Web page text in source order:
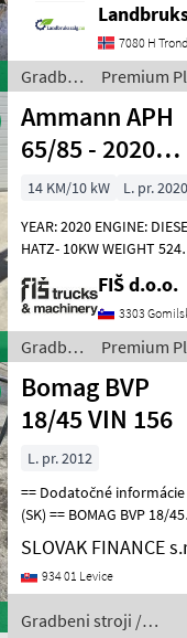
number upon request:
en.landbrukssalg.no/
for more images
7080 H
Gradbeni
stroji /
Sonstige
Premium
Ammann APH
65/85 - 2020
YEAR
14 KM/10 kW L. pr. 2020
YEAR: 2020 ENGINE:
HATZ- 10KW WEIGHT
ELECTRO AND HAND
DIMENSION 115X90X150CM
PLATE WIDTH 60CM (
EXTENSIONS 90CM ) CE
EPA STANDARD
FIŠ d.o.o.
3303
Gradbeni
stroji /
Ammann
Premium
Bomag BVP
18/45 VIN 156
L. pr. 2012
== Dodatočné informácie
(SK) == BOMAG BVP 18/45
vibračná doska, žaba, r.v.
2012, 3, 6 kW, benzín, motor
HONDA GX200, váha 91 kg,
cm, CENA
SLOVAK FINANCE
934 01 Levice
Gradbeni stroji /